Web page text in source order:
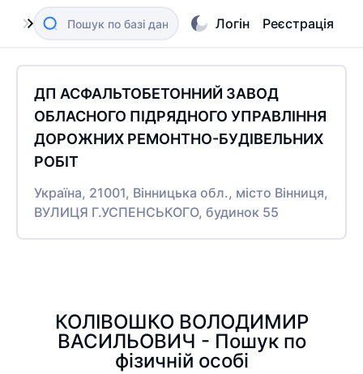
Логін Реєстрація
ДП АСФАЛЬТОБЕТОННИЙ ЗАВОД
ОБЛАСНОГО ПІДРЯДНОГО УПРАВЛІННЯ
ДОРОЖНИХ РЕМОНТНО-БУДІВЕЛЬНИХ
РОБІТ
Україна, 21001, Вінницька обл., місто Вінниця,
ВУЛИЦЯ Г.УСПЕНСЬКОГО, будинок 55
КОЛІВОШКО ВОЛОДИМИР
ВАСИЛЬОВИЧ - Пошук по
фізичній особі